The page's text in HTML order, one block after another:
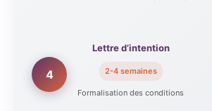
4
Lettre d’intention
2-4 semaines
Formalisation des conditions